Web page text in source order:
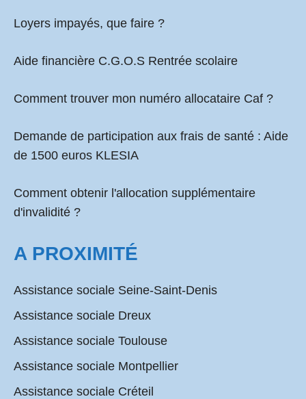
Loyers impayés, que faire ?
Aide financière C.G.O.S Rentrée scolaire
Comment trouver mon numéro allocataire Caf ?
Demande de participation aux frais de santé : Aide
de 1500 euros KLESIA
Comment obtenir l'allocation supplémentaire
d'invalidité ?
A PROXIMITÉ
Assistance sociale Seine-Saint-Denis
Assistance sociale Dreux
Assistance sociale Toulouse
Assistance sociale Montpellier
Assistance sociale Créteil